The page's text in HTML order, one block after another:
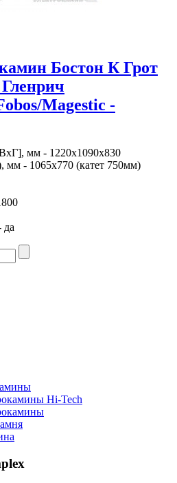
Бостон К Грот
Magestic -
мм - 1220x1090x830
- 1065x770 (катет 750мм)
да
Hi-Tech